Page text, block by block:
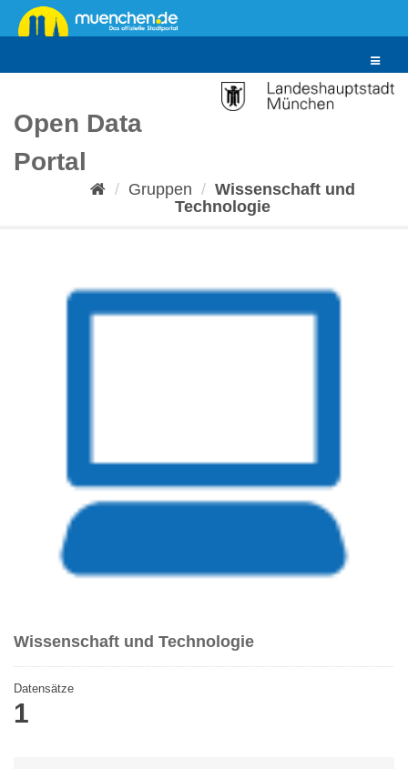
Überspringen
zum
Toggle
Open Data
Portal
Gruppen
Wissenschaft und
Technologie
Wissenschaft und Technologie
Datensätze
1